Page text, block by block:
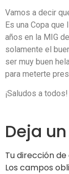
Vamos a decir
Es una Copa
años en la MIG
solamente el
ser muy buen
para meterte
¡Saludos a todos!
Deja
Tu dirección
Los campos